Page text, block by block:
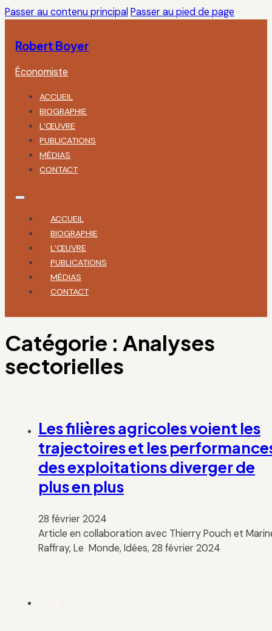
Passer au contenu principal Passer au pied de page
Robert Boyer
Économiste
ACCUEIL
BIOGRAPHIE
L’ŒUVRE
PUBLICATIONS
MÉDIAS
CONTACT
ACCUEIL
BIOGRAPHIE
L’ŒUVRE
PUBLICATIONS
MÉDIAS
CONTACT
Catégorie : Analyses
sectorielles
Les filières agricoles voient les
trajectoires et les
des exploitations diverger de
plus en plus
28 février 2024
Article en collaboration avec Thierry Pouch et
Raffray, Le Monde, Idées, 28 février 2024